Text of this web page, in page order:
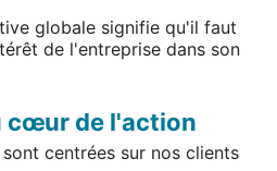
globale signifie qu'il faut
de l'entreprise dans son
cœur de l'action
centrées sur nos clients